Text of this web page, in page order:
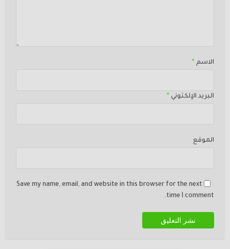
الاسم *
البريد الإلكتوني *
الموقع
Save my name, email, and website in this browser for the next
time I comment.